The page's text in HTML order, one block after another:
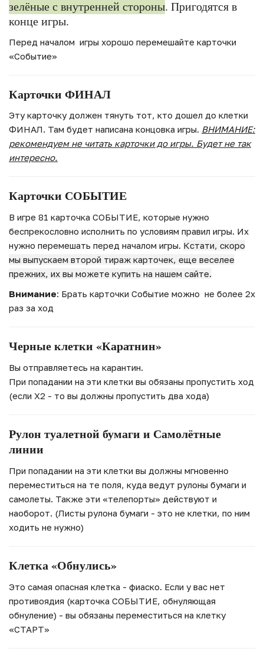
зелёные с внутренней стороны. Пригодятся в
конце игры.
Перед началом игры хорошо перемешайте карточки
«Событие»
Карточки ФИНАЛ
Эту карточку должен тянуть тот, кто дошел до клетки
ФИНАЛ. Там будет написана концовка игры. ВНИМАНИЕ:
рекомендуем не читать карточки до игры. Будет не так
интересно.
Карточки СОБЫТИЕ
В игре 81 карточка СОБЫТИЕ, которые нужно
беспрекословно исполнить по условиям правил игры. Их
нужно перемешать перед началом игры. Кстати, скоро
мы выпускаем второй тираж карточек, еще веселее
прежних, их вы можете купить на нашем сайте.
Внимание: Брать карточки Событие можно не более 2х
раз за ход
Черные клетки «Каратнин»
Вы отправляетесь на карантин.
При попадании на эти клетки вы обязаны пропустить ход
(если X2 - то вы должны пропустить два хода)
Рулон туалетной бумаги и Самолётные
линии
При попадании на эти клетки вы должны мгновенно
переместиться на те поля, куда ведут рулоны бумаги и
самолеты. Также эти «телепорты» действуют и
наоборот. (Листы рулона бумаги - это не клетки, по ним
ходить не нужно)
Клетка «Обнулись»
Это самая опасная клетка - фиаско. Если у вас нет
противоядия (карточка СОБЫТИЕ, обнуляющая
обнуление) - вы обязаны переместиться на клетку
«СТАРТ»